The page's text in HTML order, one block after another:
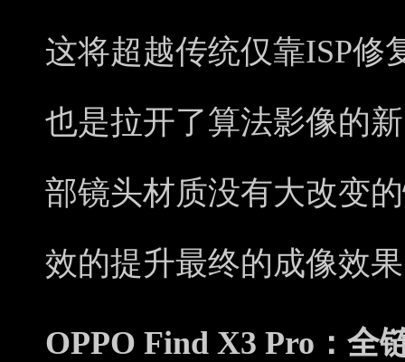
这将超越传统仅靠ISP修
也是拉开了算法影像的
部镜头材质没有大改变
效的提升最终的成像效
OPPO Find X3 Pro：全